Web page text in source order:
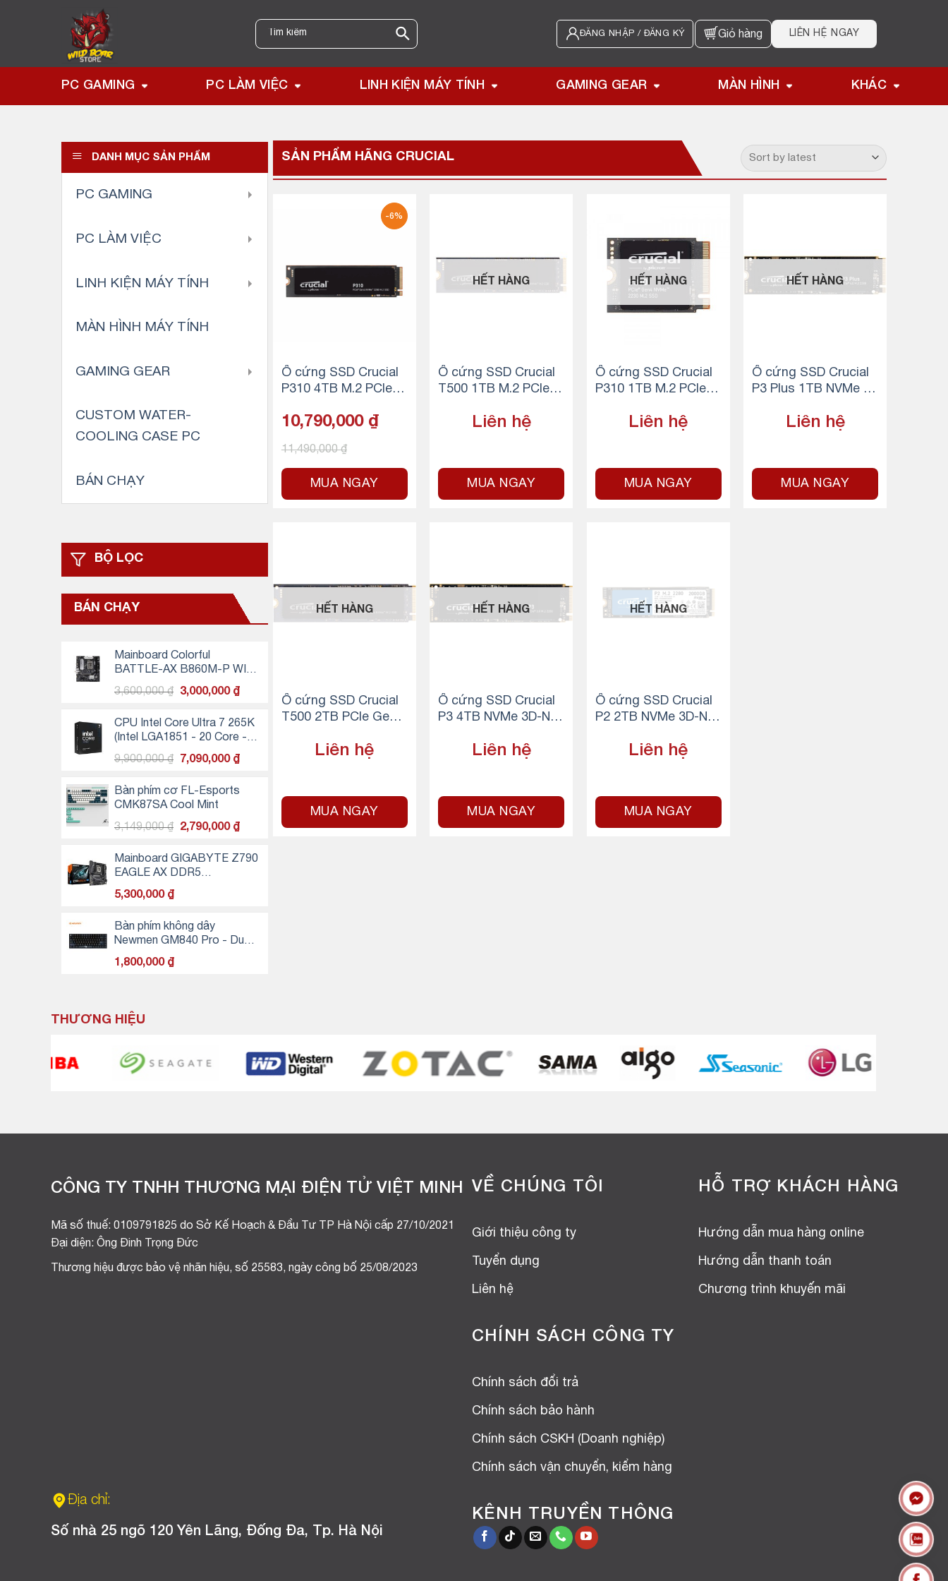
Tìm
kiếm:
ĐĂNG NHẬP / ĐĂNG KÝ Giỏ hàng LIÊN HỆ NGAY
PC GAMING PC LÀM VIỆC LINH KIỆN MÁY TÍNH GAMING GEAR MÀN HÌNH KHÁC
DANH MỤC SẢN PHẨM
PC GAMING
PC LÀM VIỆC
LINH KIỆN MÁY TÍNH
MÀN HÌNH MÁY TÍNH
GAMING GEAR
CUSTOM WATER-
COOLING CASE PC
BÁN CHẠY
BỘ LỌC
BÁN CHẠY
Mainboard Colorful
BATTLE-AX B860M-P WIFI
V20
3,600,000₫
Giá
là:
3,600,000 ₫.
3,000,000 ₫
tại
là:
CPU Intel Core Ultra 7 265K
(Intel LGA1851 - 20 Core -
20 Thread - Base 3.3Ghz -
Turbo 5.5Ghz - Cache
9,900,000₫
Giá
là:
9,900,000 ₫.
7,090,000 ₫
tại
Bàn phím cơ FL-Esports
CMK87SA Cool Mint
3,149,000₫
Giá
là:
3,149,000 ₫.
2,790,000 ₫
tại
Mainboard GIGABYTE Z790
EAGLE AX DDR5
(Wifi+Bluetooth)
5,300,000 ₫
Bàn phím không dây
Newmen GM840 Pro - Dual
mode, G-Pro Yellow Axis -
PHIÊN BẢN HẠC VŨ ÁNH
1,800,000 ₫
SẢN PHẨM HÃNG CRUCIAL
-6%
Ổ cứng SSD Crucial
P310 4TB M.2 PCIe G
10,790,000 ₫
11,490,000₫
MUA NGAY
HẾT HÀNG
Ổ cứng SSD Crucial
T500 1TB M.2 PCIe G
Liên hệ
MUA NGAY
HẾT HÀNG
Ổ cứng SSD Crucial
P310 1TB M.2 PCIe G
Liên hệ
MUA NGAY
HẾT HÀNG
Ổ cứng SSD Crucial
P3 Plus 1TB NVMe 3
Liên hệ
MUA NGAY
HẾT HÀNG
Ổ cứng SSD Crucial
T500 2TB PCIe Gen4
Liên hệ
MUA NGAY
HẾT HÀNG
Ổ cứng SSD Crucial
P3 4TB NVMe 3D-NA
Liên hệ
MUA NGAY
HẾT HÀNG
Ổ cứng SSD Crucial
P2 2TB NVMe 3D-NA
Liên hệ
MUA NGAY
THƯƠNG HIỆU
CÔNG TY TNHH THƯƠNG MẠI ĐIỆN TỬ VIỆT MINH
Mã số thuế: 0109791825 do Sở Kế Hoạch & Đầu Tư TP Hà Nội cấp 27/10/2021
Đại diện: Ông Đinh Trọng Đức
Thương hiệu được bảo vệ nhãn hiệu, số 25583, ngày công bố 25/08/2023
Địa chỉ:
Số nhà 25 ngõ 120 Yên Lãng, Đống Đa, Tp. Hà Nội
VỀ CHÚNG TÔI
Giới thiệu công ty
Tuyển dụng
Liên hệ
HỖ TRỢ KHÁCH HÀNG
Hướng dẫn mua hàng online
Hướng dẫn thanh toán
Chương trình khuyến mãi
CHÍNH SÁCH CÔNG TY
Chính sách đổi trả
Chính sách bảo hành
Chính sách CSKH (Doanh nghiệp)
Chính sách vận chuyển, kiểm hàng
KÊNH TRUYỀN THÔNG